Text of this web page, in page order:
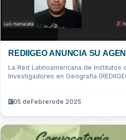
REDIIGEO ANUNCIA SU
La Red Latinoamericana de Institutos
Investigadores en Geografía
05 deFebrerode 2025